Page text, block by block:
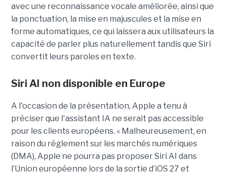
avec une reconnaissance vocale améliorée, ainsi que
la ponctuation, la mise en majuscules et la mise en
forme automatiques, ce qui laissera aux utilisateurs la
capacité de parler plus naturellement tandis que Siri
convertit leurs paroles en texte.
Siri AI non disponible en Europe
A l'occasion de la présentation, Apple a tenu à
préciser que l'assistant IA ne serait pas accessible
pour les clients européens. « Malheureusement, en
raison du réglement sur les marchés numériques
(DMA), Apple ne pourra pas proposer Siri AI dans
l’Union européenne lors de la sortie d’iOS 27 et